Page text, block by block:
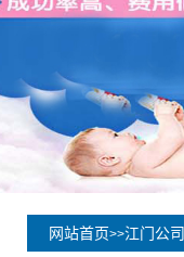
网站首页>>江门公司